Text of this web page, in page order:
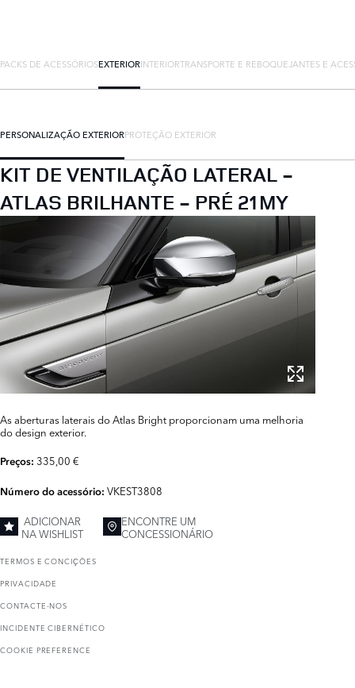
PACKS DE ACESSÓRIOSEXTERIORINTERIORTRANSPORTE E REBOQUEJANTES E
PERSONALIZAÇÃO EXTERIORPROTEÇÃO EXTERIOR
KIT DE VENTILAÇÃO LATERAL -
ATLAS BRILHANTE - PRÉ 21MY
As aberturas laterais do Atlas Bright proporcionam uma melhoria
do design exterior.
Preços: 335,00 €
Número do acessório: VKEST3808
ADICIONAR
NA WISHLIST
ENCONTRE UM
CONCESSIONÁRIO
TERMOS E CONCIҪÕES
PRIVACIDADE
CONTACTE-NOS
INCIDENTE CIBERNÉTICO
COOKIE PREFERENCE